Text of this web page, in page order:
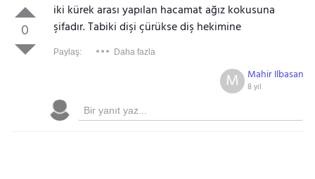
0
iki kürek arası yapılan hacamat ağız kokusuna
şifadır. Tabiki dişi çürükse diş hekimine
Paylaş: Daha fazla
Mahir Ilbasan
8 yıl
M